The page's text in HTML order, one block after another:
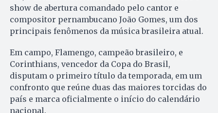
show de abertura comandado pelo cantor e
compositor pernambucano João Gomes, um dos
principais fenômenos da música brasileira atual.
Em campo, Flamengo, campeão brasileiro, e
Corinthians, vencedor da Copa do Brasil,
disputam o primeiro título da temporada, em um
confronto que reúne duas das maiores torcidas do
país e marca oficialmente o início do calendário
nacional.